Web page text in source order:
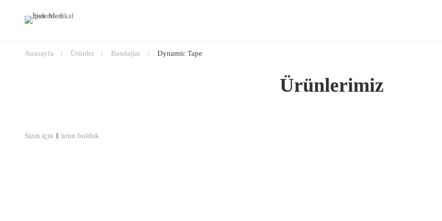
Ürünlerimiz
Anasayfa Ürünler Bandajlar Dynamic Tape
Sizin için 1 ürün bulduk